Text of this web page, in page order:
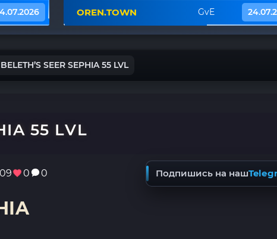
OREN.TOWN GvE
BELETH’S SEER SEPHIA 55 LVL
55 LVL
0 0 Подпишись на наш